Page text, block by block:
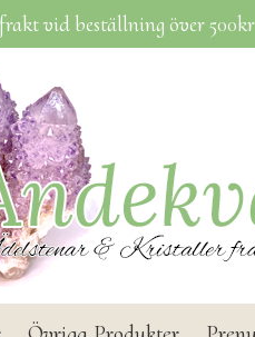
vid beställning över